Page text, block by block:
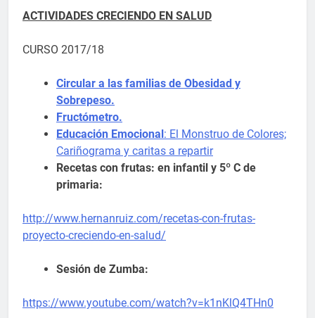
ACTIVIDADES CRECIENDO EN SALUD
CURSO 2017/18
Circular a las familias de Obesidad y
Sobrepeso.
Fructómetro.
Educación Emocional: El Monstruo de Colores;
Cariñograma y caritas a repartir
Recetas con frutas: en infantil y 5º C de
primaria:
http://www.hernanruiz.com/recetas-con-frutas-
proyecto-creciendo-en-salud/
Sesión de Zumba:
https://www.youtube.com/watch?v=k1nKlQ4THn0